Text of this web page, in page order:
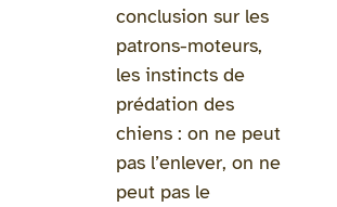
conclusion sur les
patrons-moteurs,
les instincts de
prédation des
chiens : on ne peut
pas l’enlever, on ne
peut pas le